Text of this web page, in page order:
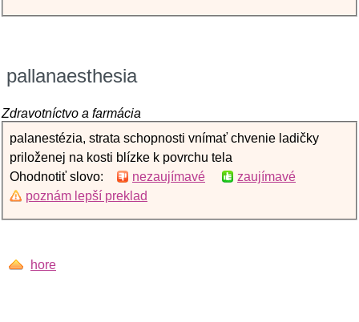
pallanaesthesia
Zdravotníctvo a farmácia
palanestézia, strata schopnosti vnímať chvenie ladičky
priloženej na kosti blízke k povrchu tela
Ohodnotiť slovo:
nezaujímavé
zaujímavé
poznám lepší preklad
hore